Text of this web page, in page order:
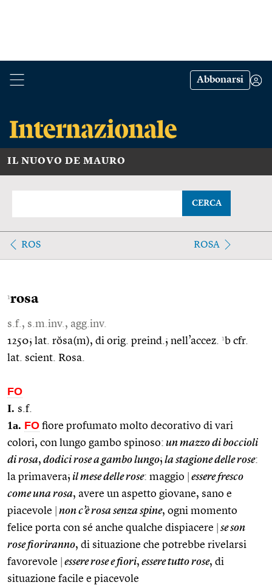
Abbonarsi
IL NUOVO DE MAURO
CERCA
ROS ROSA
1rosa
s.f., s.m.inv., agg.inv.
1250; lat. rŏsa(m), di orig. preind.; nell’accez.
1b cfr.
lat. scient. Rosa.
FO
I. s.f.
1a. FO fiore profumato molto decorativo di vari
colori, con lungo gambo spinoso: un mazzo di boccioli
di rosa, dodici rose a gambo lungo; la stagione delle rose:
la primavera; il mese delle rose: maggio
essere fresco
come una rosa, avere un aspetto giovane, sano e
piacevole
non c’è rosa senza spine, ogni momento
felice porta con sé anche qualche dispiacere
se son
rose fioriranno, di situazione che potrebbe rivelarsi
favorevole
essere rose e fiori, essere tutto rose, di
situazione facile e piacevole